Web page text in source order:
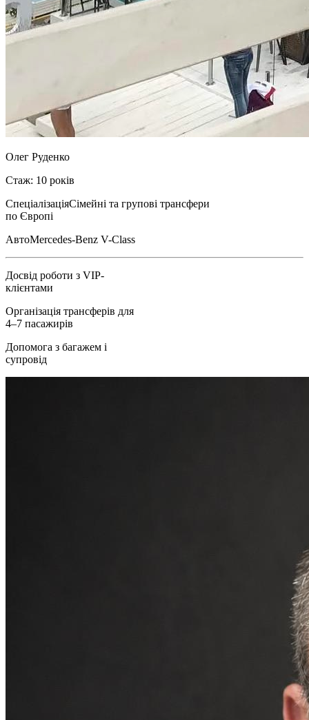
Олег Руденко
Стаж: 10 років
СпеціалізаціяСімейні та групові трансфери
по Європі
АвтоMercedes-Benz V-Class
Досвід роботи з VIP-
клієнтами
Організація трансферів для
4–7 пасажирів
Допомога з багажем і
супровід